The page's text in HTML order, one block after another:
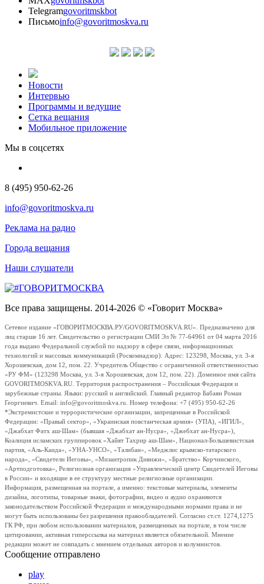
Telegramgovoritmskbot
Письмоinfo@govoritmoskva.ru
Новости
Интервью
Программы и ведущие
Сетка вещания
Мобильное приложение
Мы в соцсетях
8 (495) 950-62-26
info@govoritmoskva.ru
Реклама на радио
Города вещания
Наши слушатели
Все права защищены. 2014-2026 © «Говорит Москва»
Сетевое издание «ГОВОРИТМОСКВА.РУ/GOVORITMOSKVA.RU». Предназначено для
лиц старше 16 лет. Свидетельство о регистрации СМИ Эл № 77-64961 от 04 марта 2016
года выдано Федеральной службой по надзору в сфере связи, информационных
технологий и массовых коммуникаций (Роскомнадзор). Адрес: 123298, Москва, ул. 3-я
Хорошевская, дом 12, пом. 22. Учредитель Общество с ограниченной ответственностью
«РУ ФМ» (123298 Москва, ул. 3-я Хорошевская, дом 12, пом. 22). Доменное имя сайта
GOVORITMOSKVA.RU. Территория распространения – Российская Федерация и
зарубежные страны. Языки: русский и английский. Главный редактор Бабаян Роман
Георгиевич. Email: info@govoritmoskva.ru. Номер телефона: +7 (495) 950-62-26
*Экстремистские и террористические организации, запрещенные в Российской
Федерации: «Правый сектор», «Украинская повстанческая армия» (УПА), «ИГИЛ»,
«Джабхат Фатх аш-Шам» (бывшая «Джабхат ан-Нусра», «Джебхат ан-Нусра»),
Коалиция исламских группировок «Хайят Тахрир аш-Шам», Национал-Большевистская
партия, «Аль-Каида», «УНА-УНСО», «Талибан», «Меджлис крымско-татарского
народа», «Свидетели Иеговы», «Мизантропик Дивижн», «Братство» Корчинского,
«Артподготовка», Религиозная организация «Управленческий центр Свидетелей Иеговы
в России» и входящие в ее структуру местные религиозные организации.
Информация, размещенная на портале, а именно: текстовые материалы, элементы
дизайна, логотипы, товарные знаки, фотографии, видео и аудио охраняются
законодательством Российской Федерации и международными нормами права и не
могут быть использованы без разрешения правообладателей. Согласно ст.ст. 1274,1275
ГК РФ, при любом использовании материалов, размещенных на портале, в том числе
цитировании, активная гиперссылка на материал является обязательной. Мнение
редакции может не совпадать с мнением отдельных авторов и колумнистов.
Сообщение отправлено
play